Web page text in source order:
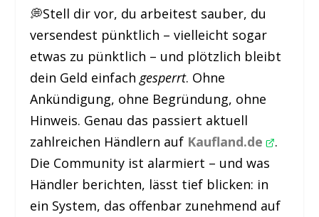
💭Stell dir vor, du arbeitest sauber, du
versendest pünktlich – vielleicht sogar
etwas zu pünktlich – und plötzlich bleibt
dein Geld einfach gesperrt. Ohne
Ankündigung, ohne Begründung, ohne
Hinweis. Genau das passiert aktuell
zahlreichen Händlern auf Kaufland.de
.
Die Community ist alarmiert – und was
Händler berichten, lässt tief blicken: in
ein System, das offenbar zunehmend auf